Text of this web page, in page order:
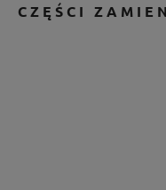
CZĘŚCI